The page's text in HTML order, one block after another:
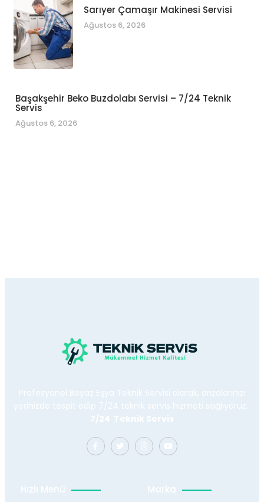
Sarıyer Çamaşır Makinesi Servisi
Ağustos 6, 2026
Başakşehir Beko Buzdolabı Servisi – 7/24 Teknik
Servis
Ağustos 6, 2026
Profesyonel Beyaz Eşya Teknik Servisi olarak, arızalarınızı
yerinizde tespit edip 7/24 teknik servis hizmeti sağlıyoruz.
7/24 Teknik Servis
Hızlı Menü Marka